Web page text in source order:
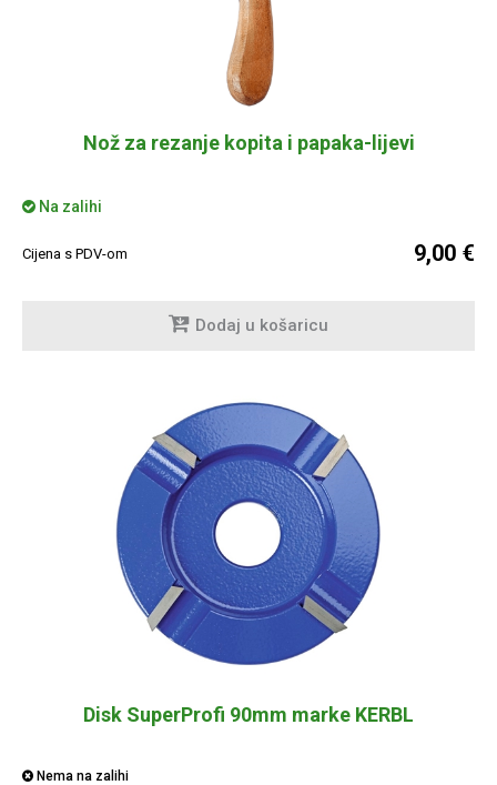
Nož za rezanje kopita i papaka-lijevi
Na zalihi
Cijena s PDV-om 9,00 €
Dodaj u košaricu
Disk SuperProfi 90mm marke KERBL
Nema na zalihi